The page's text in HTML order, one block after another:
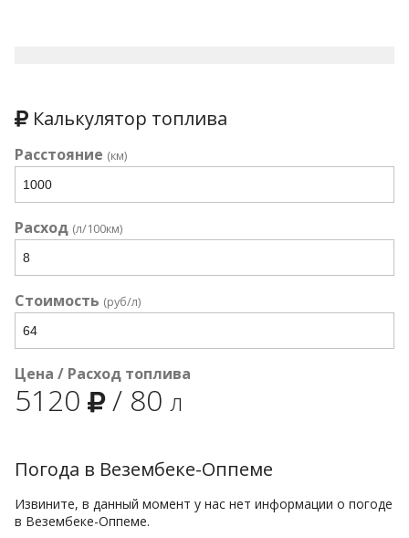
Калькулятор топлива
Расстояние (км)
Расход (л/100км)
Стоимость (руб/л)
Цена / Расход топлива
5120 / 80 л
Погода в Везембеке-Оппеме
Извините, в данный момент у нас нет информации о погоде
в Везембеке-Оппеме.